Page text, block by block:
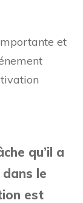
et
qu’il a
le
est